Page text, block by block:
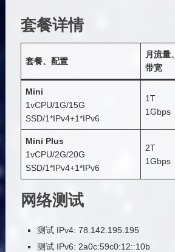
套餐详情
套餐、配置
月流量、
带宽
Mini
1vCPU/1G/15G
SSD/1*IPv4+1*IPv6
1T
1Gbps
Mini Plus
1vCPU/2G/20G
SSD/1*IPv4+1*IPv6
2T
1Gbps
网络测试
测试 IPv4: 78.142.195.195
测试 IPv6: 2a0c:59c0:12::10b